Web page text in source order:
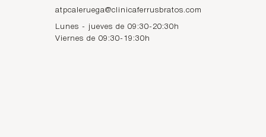
atpcaleruega@clinicaferrusbratos.com
Lunes - jueves de 09:30-20:30h
Viernes de 09:30-19:30h